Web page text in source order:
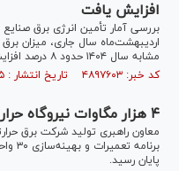
افزایش یافت
بررسی آمار تأمین انرژی برق
اردیبهشت‌ماه سال جاری، میزان
مشابه سال ۱۴۰۴ حدود ۸ درصد افزایش داشته است.
کد خبر: ۴۸۹۷۶۰۳ تاریخ انتشار : ۱۴۰۵/۰۲/۲۵
۴ هزار مگاوات نیروگاه حرارتی به مدار تولید بازگشت
معاون راهبری تولید شرکت برق
پایان رسید.